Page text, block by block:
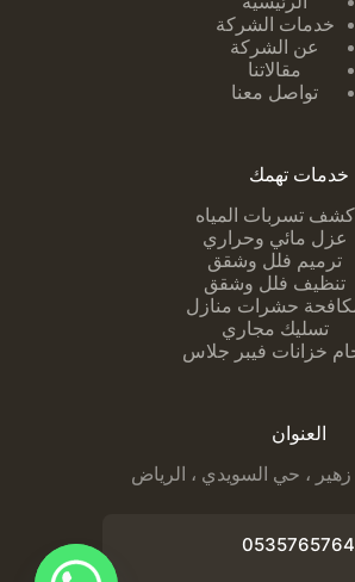
خدمات الشركة
عن الشركة
مقالاتنا
تواصل معنا
خدمات تهمك
كشف تسربات ا لمياه
عزل مائي وحراري
ترميم فلل وشقق
تنظيف فلل وشقق
حشرات منازل
تسليك مجاري
خزانات فيبر جلاس
العنوان
، حي السويدي ، الرياض
0535765764